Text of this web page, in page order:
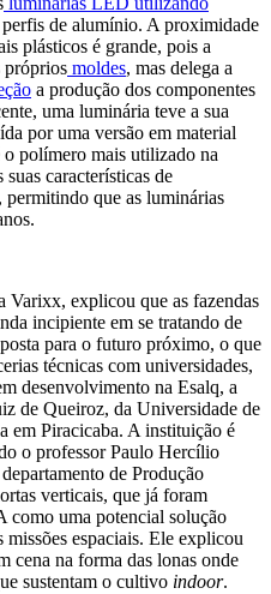
perfis de alumínio. A proximidade
plásticos é grande, pois a
próprios moldes, mas delega a
a produção dos componentes
uma luminária teve a sua
por uma versão em material
o polímero mais utilizado na
características de
permitindo que as luminárias
Varixx, explicou que as fazendas
incipiente em se tratando de
para o futuro próximo, o que
técnicas com universidades,
desenvolvimento na Esalq, a
de Queiroz, da Universidade de
em Piracicaba. A instituição é
o professor Paulo Hercílio
de Produção
verticais, que já foram
como uma potencial solução
espaciais. Ele explicou
cena na forma das lonas onde
sustentam o cultivo indoor.